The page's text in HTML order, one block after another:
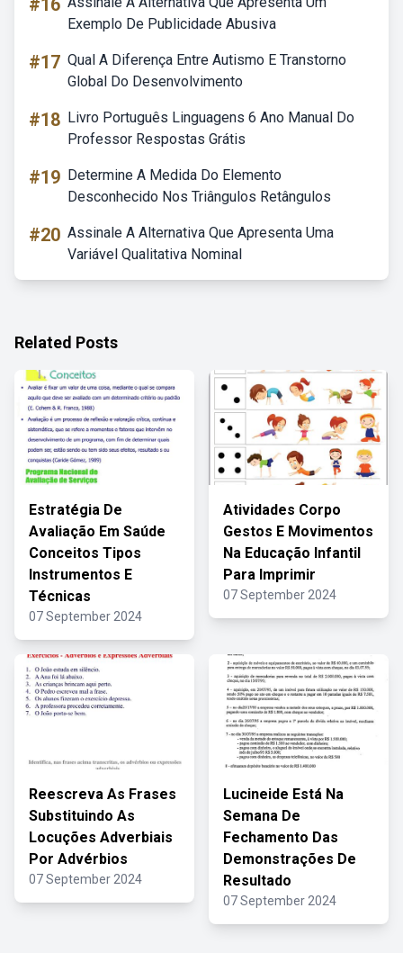
#16
Exemplo De Publicidade Abusiva
#17 Qual A Diferença Entre Autismo E Transtorno
Global Do Desenvolvimento
#18 Livro Português Linguagens 6 Ano Manual Do
Professor Respostas Grátis
#19 Determine A Medida Do Elemento
Desconhecido Nos Triângulos Retângulos
#20 Assinale A Alternativa Que Apresenta Uma
Variável Qualitativa Nominal
Related Posts
Estratégia De
Avaliação Em Saúde
Conceitos Tipos
Instrumentos E
Técnicas
07 September 2024
Atividades Corpo
Gestos E Movimentos
Na Educação Infantil
Para Imprimir
07 September 2024
Reescreva As Frases
Substituindo As
Locuções Adverbiais
Por Advérbios
07 September 2024
Lucineide Está Na
Semana De
Fechamento Das
Demonstrações De
Resultado
07 September 2024